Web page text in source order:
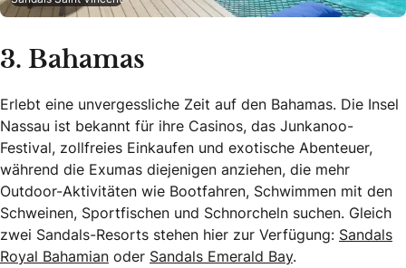
3. Bahamas
Erlebt eine unvergessliche Zeit auf den Bahamas. Die Insel
Nassau ist bekannt für ihre Casinos, das Junkanoo-
Festival, zollfreies Einkaufen und exotische Abenteuer,
während die Exumas diejenigen anziehen, die mehr
Outdoor-Aktivitäten wie Bootfahren, Schwimmen mit den
Schweinen, Sportfischen und Schnorcheln suchen. Gleich
zwei Sandals-Resorts stehen hier zur Verfügung: Sandals
Royal Bahamian oder Sandals Emerald Bay.